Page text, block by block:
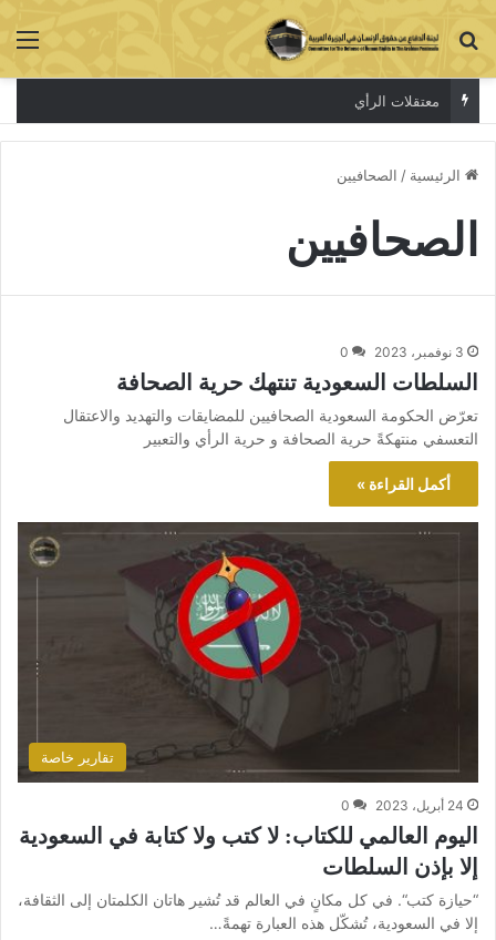
بحث عن
معتقلات الرأي
الرئيسية / الصحافيين
الصحافيين
3 نوفمبر، 2023 0
السلطات السعودية تنتهك حرية الصحافة
تعرّض الحكومة السعودية الصحافيين للمضايقات والتهديد والاعتقال
التعسفي منتهكةً حرية الصحافة و حرية الرأي والتعبير
أكمل القراءة »
تقارير خاصة
24 أبريل، 2023 0
اليوم العالمي للكتاب: لا كتب ولا كتابة في السعودية
إلا بإذن السلطات
“حيازة كتب“. في كل مكانٍ في العالم قد تُشير هاتان الكلمتان إلى الثقافة،
إلا في السعودية، تُشكّل هذه العبارة تهمةً…